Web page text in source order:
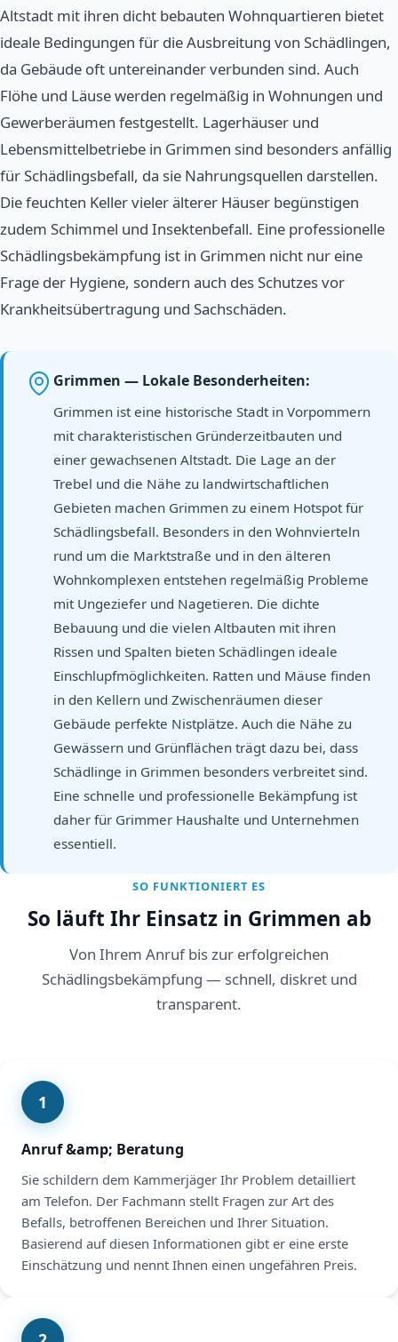
Altstadt mit ihren dicht bebauten Wohnquartieren bietet
ideale Bedingungen für die Ausbreitung von Schädlingen,
da Gebäude oft untereinander verbunden sind. Auch
Flöhe und Läuse werden regelmäßig in Wohnungen und
Gewerberäumen festgestellt. Lagerhäuser und
Lebensmittelbetriebe in Grimmen sind besonders anfällig
für Schädlingsbefall, da sie Nahrungsquellen darstellen.
Die feuchten Keller vieler älterer Häuser begünstigen
zudem Schimmel und Insektenbefall. Eine professionelle
Schädlingsbekämpfung ist in Grimmen nicht nur eine
Frage der Hygiene, sondern auch des Schutzes vor
Krankheitsübertragung und Sachschäden.
Grimmen — Lokale Besonderheiten:
Grimmen ist eine historische Stadt in Vorpommern
mit charakteristischen Gründerzeitbauten und
einer gewachsenen Altstadt. Die Lage an der
Trebel und die Nähe zu landwirtschaftlichen
Gebieten machen Grimmen zu einem Hotspot für
Schädlingsbefall. Besonders in den Wohnvierteln
rund um die Marktstraße und in den älteren
Wohnkomplexen entstehen regelmäßig Probleme
mit Ungeziefer und Nagetieren. Die dichte
Bebauung und die vielen Altbauten mit ihren
Rissen und Spalten bieten Schädlingen ideale
Einschlupfmöglichkeiten. Ratten und Mäuse finden
in den Kellern und Zwischenräumen dieser
Gebäude perfekte Nistplätze. Auch die Nähe zu
Gewässern und Grünflächen trägt dazu bei, dass
Schädlinge in Grimmen besonders verbreitet sind.
Eine schnelle und professionelle Bekämpfung ist
daher für Grimmer Haushalte und Unternehmen
essentiell.
SO FUNKTIONIERT ES
So läuft Ihr Einsatz in Grimmen ab
Von Ihrem Anruf bis zur erfolgreichen
Schädlingsbekämpfung — schnell, diskret und
transparent.
1
Anruf &amp; Beratung
Sie schildern dem Kammerjäger Ihr Problem detailliert
am Telefon. Der Fachmann stellt Fragen zur Art des
Befalls, betroffenen Bereichen und Ihrer Situation.
Basierend auf diesen Informationen gibt er eine erste
Einschätzung und nennt Ihnen einen ungefähren Preis.